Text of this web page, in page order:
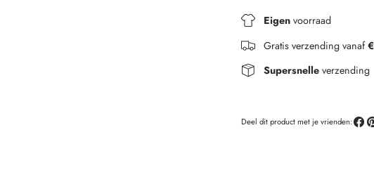
Eigen voorraad
Gratis verzending vanaf
Supersnelle verzending
Deel dit product met je vrienden: